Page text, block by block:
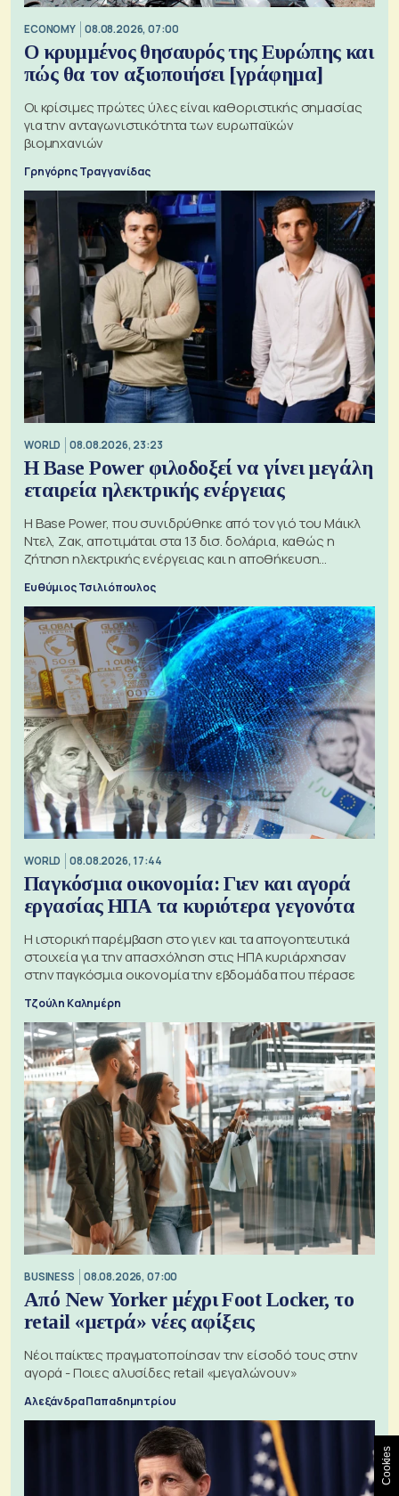
ECONOMY 08.08.2026, 07:00
Ο κρυμμένος θησαυρός της Ευρώπης και
πώς θα τον αξιοποιήσει [γράφημα]
Οι κρίσιμες πρώτες ύλες είναι καθοριστικής σημασίας
για την ανταγωνιστικότητα των ευρωπαϊκών
βιομηχανιών
Γρηγόρης Τραγγανίδας
WORLD 08.08.2026, 23:23
Η Base Power φιλοδοξεί να γίνει μεγάλη
εταιρεία ηλεκτρικής ενέργειας
Η Base Power, που συνιδρύθηκε από τον γιό του Μάικλ
Ντελ, Ζακ, αποτιμάται στα 13 δισ. δολάρια, καθώς η
ζήτηση ηλεκτρικής ενέργειας και η αποθήκευση
μπαταριών αυξάνονται
Ευθύμιος Τσιλιόπουλος
WORLD 08.08.2026, 17:44
Παγκόσμια οικονομία: Γιεν και αγορά
εργασίας ΗΠΑ τα κυριότερα γεγονότα
Η ιστορική παρέμβαση στο γιεν και τα απογοητευτικά
στοιχεία για την απασχόληση στις ΗΠΑ κυριάρχησαν
στην παγκόσμια οικονομία την εβδομάδα που πέρασε
Τζούλη Καλημέρη
BUSINESS 08.08.2026, 07:00
Από New Yorker μέχρι Foot Locker, το
retail «μετρά» νέες αφίξεις
Νέοι παίκτες πραγματοποίησαν την είσοδό τους στην
αγορά - Ποιες αλυσίδες retail «μεγαλώνουν»
Αλεξάνδρα Παπαδημητρίου
Cookies